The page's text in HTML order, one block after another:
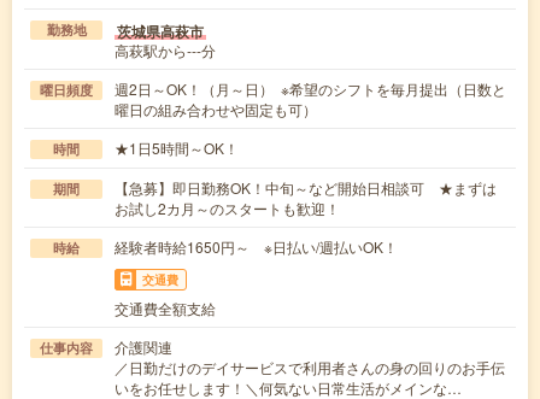
勤務地 茨城県高萩市
高萩駅から---分
曜日頻度
週2日～OK！（月～日） ※希望のシフトを毎月提出（日数と
曜日の組み合わせや固定も可）
時間 ★1日5時間～OK！
期間
【急募】即日勤務OK！中旬～など開始日相談可 ★まずは
お試し2カ月～のスタートも歓迎！
時給 経験者時給1650円～ ※日払い/週払いOK！
交通費
交通費全額支給
仕事内容
介護関連
／日勤だけのデイサービスで利用者さんの身の回りのお手伝
いをお任せします！＼何気ない日常生活がメインな…